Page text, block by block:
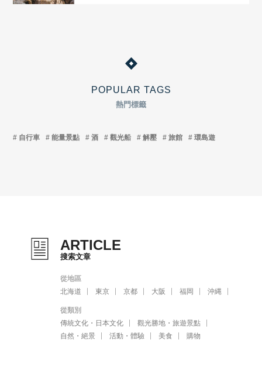
POPULAR TAGS
熱門標籤
自行車 能量景點 酒 觀光船 解壓 旅館 環島遊
ARTICLE
搜索文章
從地區
北海道
東京 京都 大阪 福岡 沖縄
從類別
傳統文化・日本文化
觀光勝地・旅遊景點
自然・絕景
活動・體驗 美食 購物